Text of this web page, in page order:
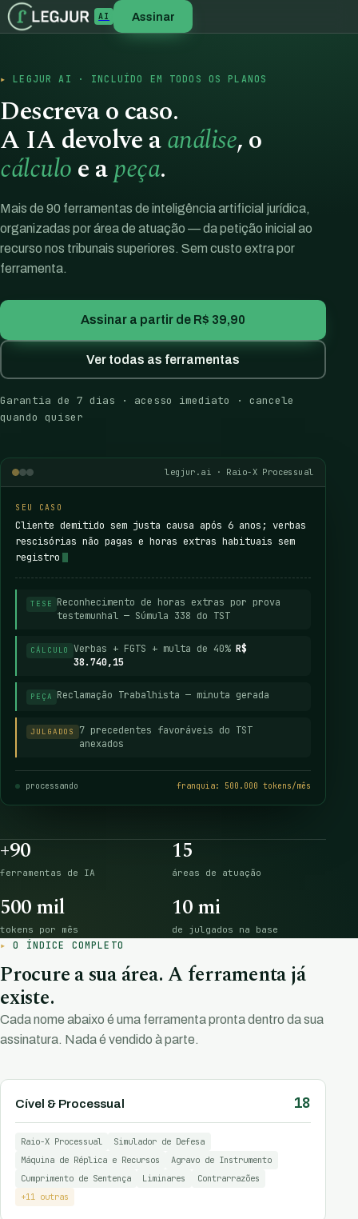
AI Assinar
LEGJUR AI · INCLUÍDO EM TODOS OS PLANOS
Descreva o caso.
A IA devolve aanálise, o
cálculoe apeça.
Mais de 90 ferramentas de inteligência artificial jurídica,
organizadas por área de atuação — da petição inicial ao
recurso nos tribunais superiores. Sem custo extra por
ferramenta.
Assinar a partir de R$ 39,90
Ver todas as ferramentas
Garantia de 7 dias · acesso imediato · cancele
quando quiser
legjur.ai · Raio-X Processual
SEU CASO
Cliente demitido sem justa causa após 6 anos; verbas
rescisórias não pagas e horas extras habituais sem
registro
TESE
Reconhecimento de horas extras por prova
testemunhal — Súmula 338 do TST
CÁLCULO Verbas + FGTS + multa de 40% R$
38.740,15
PEÇA Reclamação Trabalhista — minuta gerada
JULGADOS
7 precedentes favoráveis do TST
anexados
processando franquia: 500.000 tokens/mês
+90
ferramentas de IA
15
áreas de atuação
500 mil
tokens por mês
10 mi
de julgados na base
O ÍNDICE COMPLETO
Procure a sua área. A ferramenta já
existe.
Cada nome abaixo é uma ferramenta pronta dentro da sua
assinatura. Nada é vendido à parte.
Cível & Processual 18
Raio-X Processual
Simulador de Defesa
Máquina de Réplica e Recursos
Agravo de Instrumento
Cumprimento de Sentença
Liminares
Contrarrazões
+11 outras